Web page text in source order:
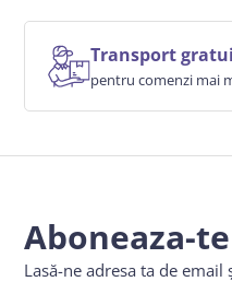
Transport
pentru comenzi mai
Aboneaza-
Lasă-ne adresa ta de